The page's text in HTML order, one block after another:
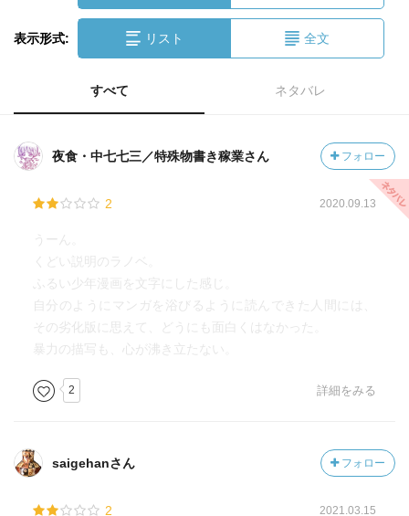
表示形式: リスト 全文
すべて ネタバレ
夜食・中七七三／特殊物書き稼業さん フォロー
2 2020.09.13
うーん。
くどい説明のラノベ。
ふるい少年漫画を文字にした感じ。
自分のようにマンガを浴びるように読んできた人間には、
その劣化版に思えて、どうにも面白くはなかった。
暴力の描写も、心が沸き立たない。
2 詳細をみる
saigehanさん フォロー
2 2021.03.15